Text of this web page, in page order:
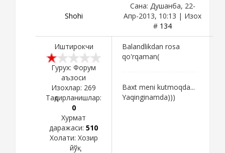
Shohi
Сана: Душанба, 22-
Апр-2013, 10:13 | Изох
# 134
Иштирокчи
Гурух: Форум
аъзоси
Изохлар: 269
Тақдирланишлар:
0
Хурмат
даражаси: 510
Холати: Хозир
йўқ
Balandlikdan rosa
qo'rqaman(
Baxt meni kutmoqda...
Yaqinginamda)))